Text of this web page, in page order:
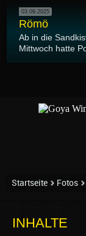
03.09.2025
Römö
Ab in die
Mittwoch hatte
Startseite Fotos
INHALTE